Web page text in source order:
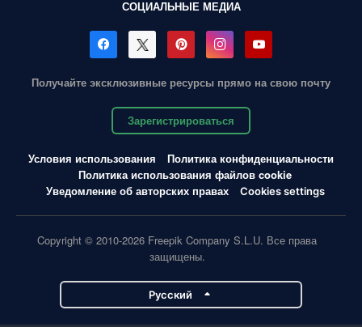
СОЦИАЛЬНЫЕ МЕДИА
Получайте эксклюзивные ресурсы прямо на свою почту
Зарегистрироваться
Условия использования
Политика конфиденциальности
Политика использования файлов cookie
Уведомление об авторских правах
Cookies settings
Copyright © 2010-2026 Freepik Company S.L.U. Все права
защищены.
Pусский